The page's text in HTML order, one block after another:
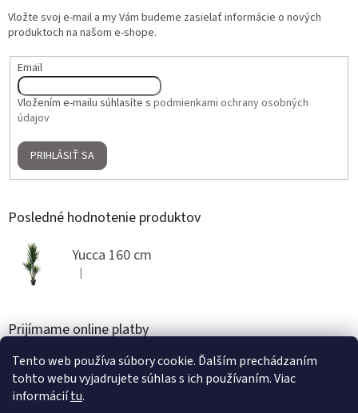
Tento web používa súbory cookie. Ďalším prechádzaním
tohto webu vyjadrujete súhlas s ich používaním. Viac
informáciítu.
Vložte svoj e-mail a my Vám budeme zasielať informácie o nových
produktoch na našom e-shope.
Email
Vložením e-mailu súhlasíte s podmienkami ochrany osobných
údajov
PRIHLÁSIŤ SA
Posledné hodnotenie produktov
Yucca 160 cm
Hodnotenie produktu je 5 z 5 hviezdičiek.
|
Prijímame online platby